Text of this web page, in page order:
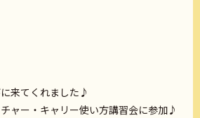
来てくれました♪
ャー・キャリー使い方講習会に参加♪